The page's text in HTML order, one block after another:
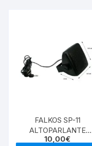
FALKOS SP-11
ALTOPARLANTE
ESTERNO
10,00€